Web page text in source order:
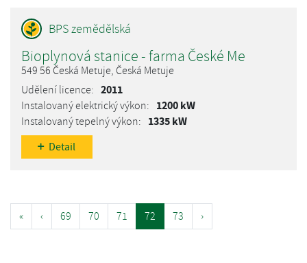
Bioplynová stanice - farma České Me
549 56 Česká Metuje, Česká Metuje
2011
1200 kW
1335 kW
Detail
« ‹ 69 70 71 72 73 ›